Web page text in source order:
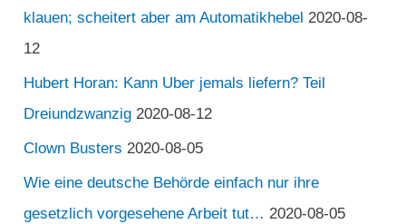
klauen; scheitert aber am Automatikhebel 2020-08-
12
Hubert Horan: Kann Uber jemals liefern? Teil
Dreiundzwanzig 2020-08-12
Clown Busters 2020-08-05
Wie eine deutsche Behörde einfach nur ihre
gesetzlich vorgesehene Arbeit tut… 2020-08-05